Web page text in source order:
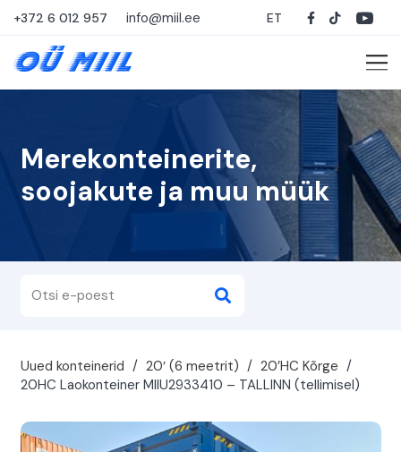
+372 6 012 957 info@miil.ee ET
Merekonteinerite,
soojakute ja muu müük
Uued konteinerid / 20′ (6 meetrit) / 20’HC Kõrge /
20HC Laokonteiner MIIU2933410 – TALLINN (tellimisel)